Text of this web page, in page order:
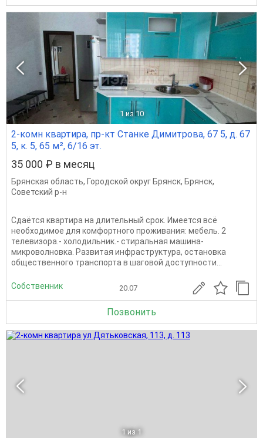
1 из 10
2-комн квартира, пр-кт Станке Димитрова, 67 5, д. 67
5, к. 5, 65 м², 6/16 эт.
35 000 ₽ в месяц
Брянская область, Городской округ Брянск, Брянск,
Советский р-н
Сдаётся квартира на длительный срок. Имеется всё
необходимое для комфортного проживания: мебель. 2
телевизора.- холодильник.- стиральная машина-
микроволновка. Развитая инфраструктура, остановка
общественного транспорта в шаговой доступности...
Собственник 20.07
Позвонить
1 из 1